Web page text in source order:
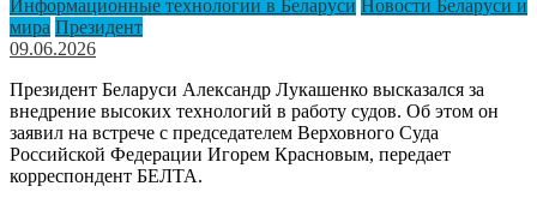
Информационные технологии в Беларуси Новости Беларуси и
мира Президент
09.06.2026
Президент Беларуси Александр Лукашенко высказался за
внедрение высоких технологий в работу судов. Об этом он
заявил на встрече с председателем Верховного Суда
Российской Федерации Игорем Красновым, передает
корреспондент БЕЛТА.